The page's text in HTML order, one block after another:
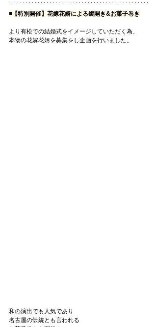
◾️【特別開催】花嫁花婿による鏡開き&お菓子巻き
より有松での結婚式をイメージしていただく為、
本物の花嫁花婿を募集をし企画を行いました。
和の演出でも人気であり
名古屋の伝統とも言われる